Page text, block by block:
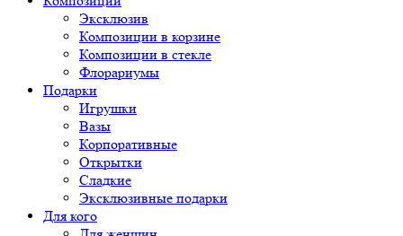
Эксклюзив
Композиции в корзине
Композиции в стекле
Флорариумы
Подарки
Игрушки
Вазы
Корпоративные
Открытки
Сладкие
Эксклюзивные подарки
Для кого